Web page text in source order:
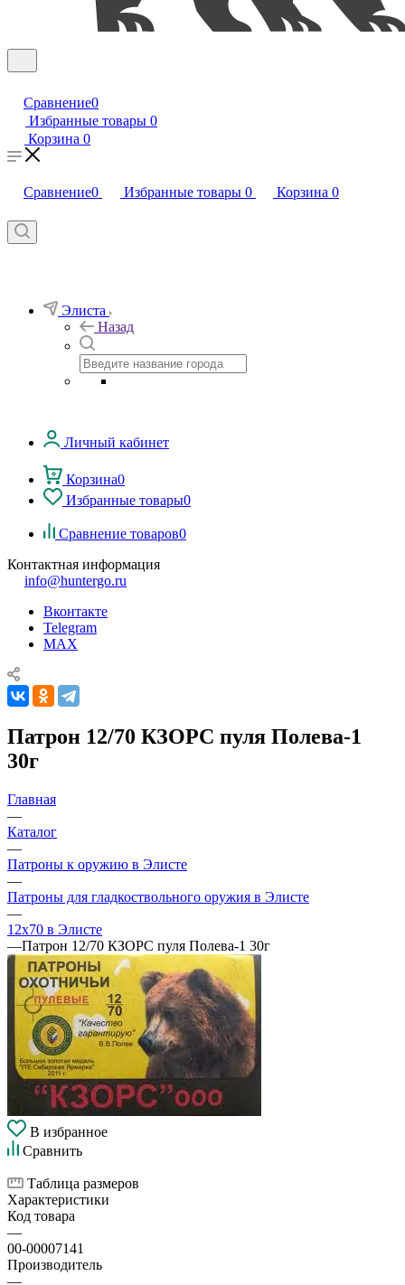
Сравнение0
Избранные товары 0
Корзина 0
Сравнение0 Избранные товары 0 Корзина 0
Элиста
Назад
Личный кабинет
Корзина0
Избранные товары0
Сравнение товаров0
Контактная информация
info@huntergo.ru
Вконтакте
Telegram
MAX
Патрон 12/70 КЗОРС пуля Полева-1
30г
Главная
—
Каталог
—
Патроны к оружию в Элисте
—
Патроны для гладкоствольного оружия в Элисте
—
12х70 в Элисте
—Патрон 12/70 КЗОРС пуля Полева-1 30г
В избранное
Сравнить
Таблица размеров
Характеристики
Код товара
—
00-00007141
Производитель
—